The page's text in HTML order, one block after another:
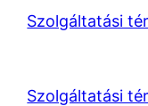
Szolgáltatási
Szolgáltatási